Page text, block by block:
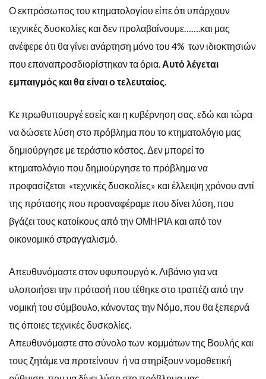
Ο εκπρόσωπος του κτηματολογίου είπε ότι υπάρχουν
τεχνικές δυσκολίες και δεν προλαβαίνουμε…….και μας
ανέφερε ότι θα γίνει ανάρτηση μόνο του 4% των ιδιοκτησιών
που επαναπροσδιορίστηκαν τα όρια. Αυτό λέγεται
εμπαιγμός και θα είναι ο τελευταίος.
Κε πρωθυπουργέ εσείς και η κυβέρνηση σας, εδώ και τώρα
να δώσετε λύση στο πρόβλημα που το κτηματολόγιο μας
δημιούργησε με τεράστιο κόστος. Δεν μπορεί το
κτηματολόγιο που δημιούργησε το πρόβλημα να
προφασίζεται «τεχνικές δυσκολίες» και έλλειψη χρόνου αντί
της πρότασης που προαναφέραμε που δίνει λύση, που
βγάζει τους κατοίκους από την ΟΜΗΡΙΑ και από τον
οικονομικό στραγγαλισμό.
Απευθυνόμαστε στον υφυπουργό κ. Λιβάνιο για να
υλοποιήσει την πρότασή που τέθηκε στο τραπέζι από την
νομική του σύμβουλο, κάνοντας την Νόμο, που θα ξεπερνά
τις όποιες τεχνικές δυσκολίες.
Απευθυνόμαστε στο σύνολο των κομμάτων της Βουλής και
τους ζητάμε να προτείνουν ή να στηρίξουν νομοθετική